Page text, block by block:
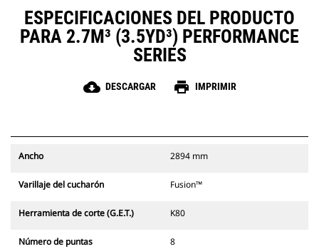
ESPECIFICACIONES DEL PRODUCTO
PARA 2.7M³ (3.5YD³) PERFORMANCE
SERIES
cloud_download DESCARGAR print IMPRIMIR
Ancho 2894 mm
Varillaje del cucharón Fusion™
Herramienta de corte (G.E.T.) K80
Número de puntas 8